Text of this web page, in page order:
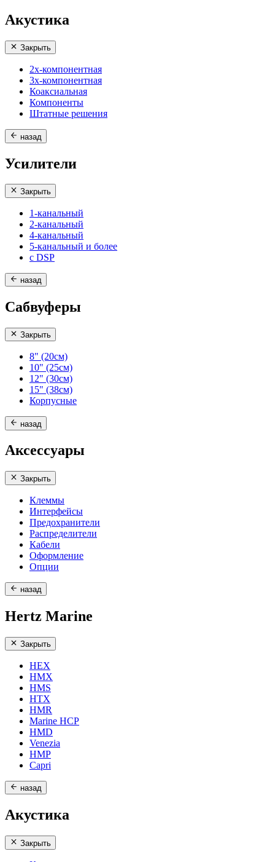
Акустика
Закрыть
2х-компонентная
3х-компонентная
Коаксиальная
Компоненты
Штатные решения
назад
Усилители
Закрыть
1-канальный
2-канальный
4-канальный
5-канальный и более
с DSP
назад
Сабвуферы
Закрыть
8" (20см)
10" (25см)
12" (30см)
15" (38см)
Корпусные
назад
Аксессуары
Закрыть
Клеммы
Интерфейсы
Предохранители
Распределители
Кабели
Оформление
Опции
назад
Hertz Marine
Закрыть
HEX
HMX
HMS
HTX
HMR
Marine HCP
HMD
Venezia
HMP
Capri
назад
Акустика
Закрыть